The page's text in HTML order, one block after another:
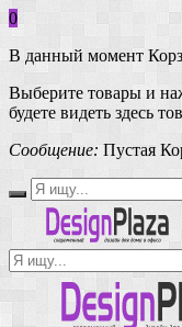
0
В данный момент
Выберите товары и
будете видеть здесь
Сообщение: Пустая